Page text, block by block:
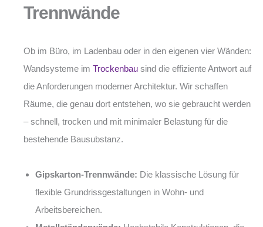
Trennwände
Ob im Büro, im Ladenbau oder in den eigenen vier Wänden:
Wandsysteme im Trockenbau sind die effiziente Antwort auf
die Anforderungen moderner Architektur. Wir schaffen
Räume, die genau dort entstehen, wo sie gebraucht werden
– schnell, trocken und mit minimaler Belastung für die
bestehende Bausubstanz.
Gipskarton-Trennwände: Die klassische Lösung für
flexible Grundrissgestaltungen in Wohn- und
Arbeitsbereichen.